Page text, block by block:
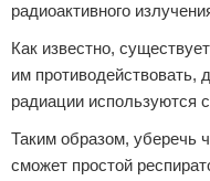
радиоактивного
Как известно,
им противодействовать,
радиации используются
Таким образом, уберечь
сможет простой